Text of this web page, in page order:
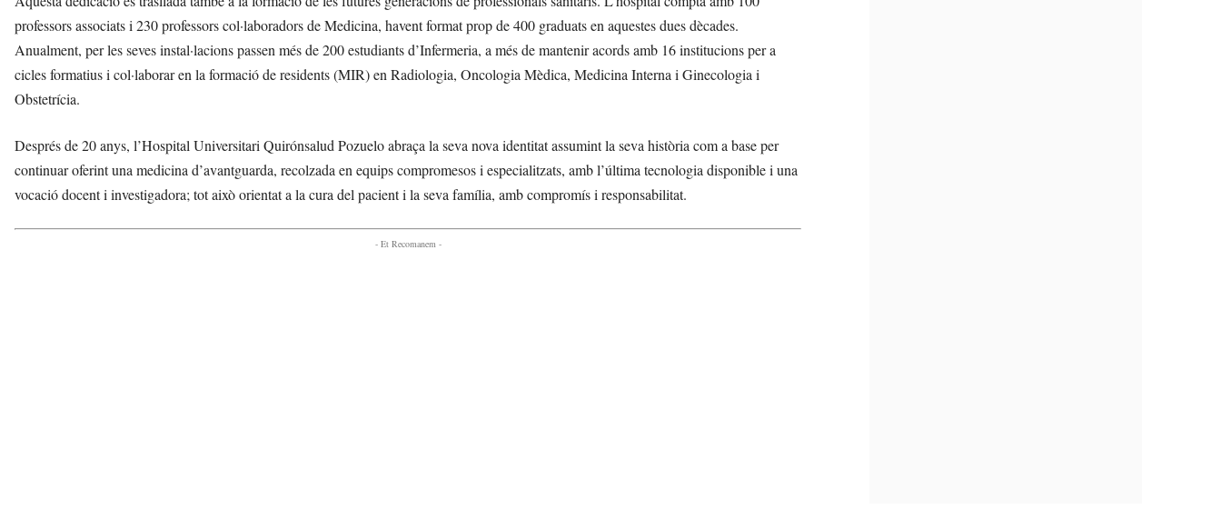
professors associats i 230 professors col·laboradors de Medicina, havent format prop de 400 graduats en aquestes dues dècades.
Anualment, per les seves instal·lacions passen més de 200 estudiants d’Infermeria, a més de mantenir acords amb 16 institucions per a
cicles formatius i col·laborar en la formació de residents (MIR) en Radiologia, Oncologia Mèdica, Medicina Interna i Ginecologia i
Obstetrícia.
Després de 20 anys, l’Hospital Universitari Quirónsalud Pozuelo abraça la seva nova identitat assumint la seva història com a base per
continuar oferint una medicina d’avantguarda, recolzada en equips compromesos i especialitzats, amb l’última tecnologia disponible i una
vocació docent i investigadora; tot això orientat a la cura del pacient i la seva família, amb compromís i responsabilitat.
- Et Recomanem -